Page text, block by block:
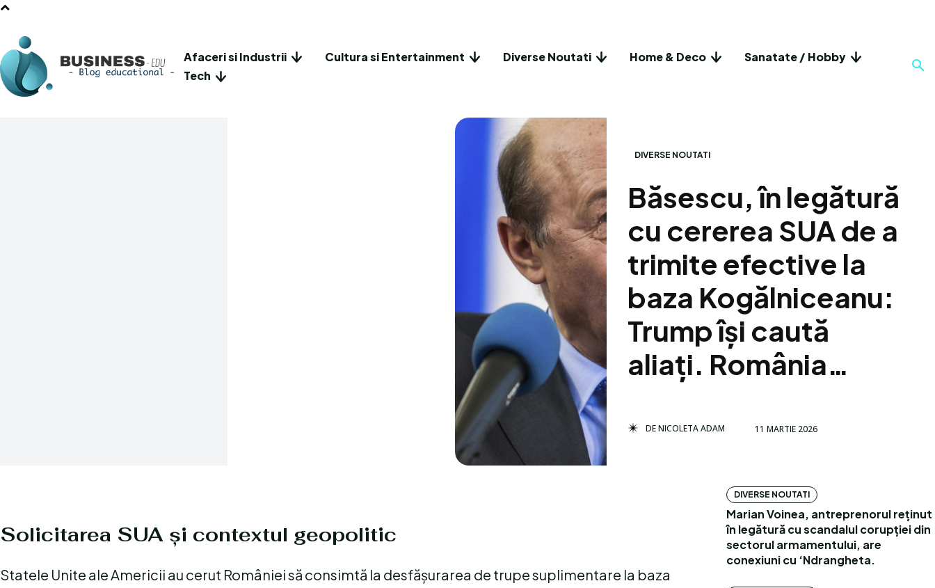
Afaceri si Industrii Cultura si Entertainment Diverse Noutati Home & Deco
Sanatate / Hobby
Tech
DIVERSE NOUTATI
Băsescu, în legătură
cu cererea SUA de a
trimite efective la
baza Kogălniceanu:
Trump își caută
aliați. România…
DENICOLETA ADAM 11 MARTIE 2026
Solicitarea SUA și contextul geopolitic
Statele Unite ale Americii au cerut României să consimtă la desfășurarea de trupe suplimentare la baza
DIVERSE NOUTATI
Marian Voinea, antreprenorul reținut
în legătură cu scandalul corupției din
sectorul armamentului, are
conexiuni cu ‘Ndrangheta.